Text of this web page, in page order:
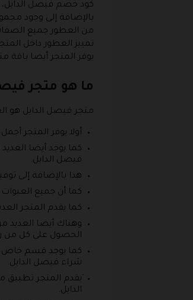
كود خصم فيصل الدايل،
بالإضافة إلى وجود
من العطور جميع الصفات
تمييز العطور داخل
يوفر المتجر أيضا
ما هو متجر
متجر فيصل الدايل هو
أولا يوفر المتجر
كما يوجد أيضا
فيصل الدايل.
هذا بالإضافة إلى
كما أن جميع
كما يقدم المتجر
وهناك أيضا العديد
الحصول على كل من
كما يوجد قسم خاص
شراء فيصل الدايل.
َيقدم المتجر تطبيق
الدايل.